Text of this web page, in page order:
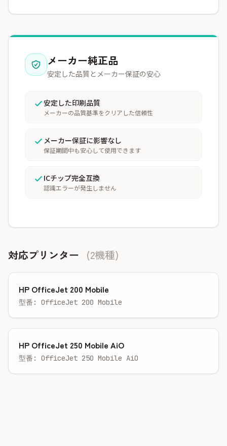
メーカー純正品
安定した品質とメーカー保証の安心
安定した印刷品質
メーカーの品質基準をクリアした信頼性
メーカー保証に影響なし
保証期間中も安心して使用できます
ICチップ完全互換
認識エラーが発生しません
対応プリンター (2機種)
HP OfficeJet 200 Mobile
型番: OfficeJet 200 Mobile
HP OfficeJet 250 Mobile AiO
型番: OfficeJet 250 Mobile AiO